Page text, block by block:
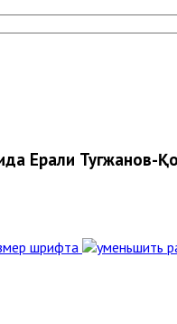
Ерали Тугжанов-
шрифта